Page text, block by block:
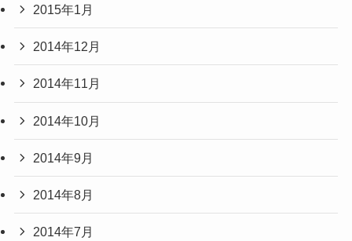
2015年1月
2014年12月
2014年11月
2014年10月
2014年9月
2014年8月
2014年7月